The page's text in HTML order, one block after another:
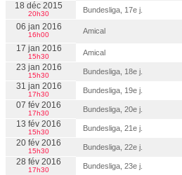
18 déc 2015
20h30 Bundesliga, 17e j.
06 jan 2016
16h00 Amical
17 jan 2016
15h30 Amical
23 jan 2016
15h30 Bundesliga, 18e j.
31 jan 2016
17h30 Bundesliga, 19e j.
07 fév 2016
17h30 Bundesliga, 20e j.
13 fév 2016
15h30 Bundesliga, 21e j.
20 fév 2016
15h30 Bundesliga, 22e j.
28 fév 2016
17h30 Bundesliga, 23e j.